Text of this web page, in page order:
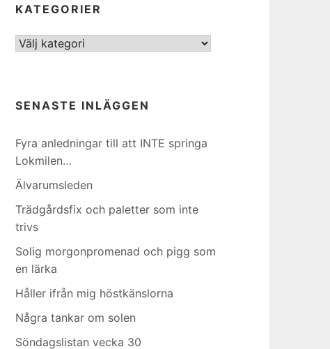
KATEGORIER
Kategorier
SENASTE INLÄGGEN
Fyra anledningar till att INTE springa
Lokmilen…
Älvarumsleden
Trädgårdsfix och paletter som inte
trivs
Solig morgonpromenad och pigg som
en lärka
Håller ifrån mig höstkänslorna
Några tankar om solen
Söndagslistan vecka 30